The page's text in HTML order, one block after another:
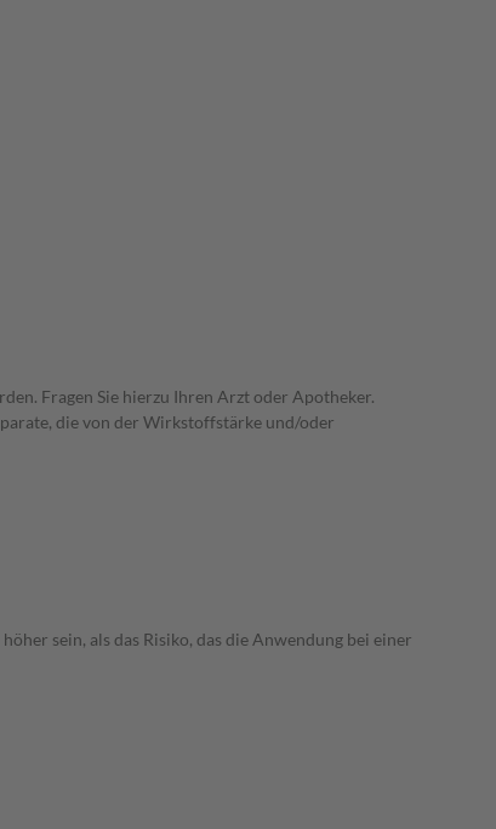
Fragen Sie hierzu Ihren Arzt oder Apotheker.
die von der Wirkstoffstärke und/oder
sein, als das Risiko, das die Anwendung bei einer